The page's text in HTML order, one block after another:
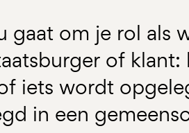
gaat om je rol als
of
iets wordt
in een